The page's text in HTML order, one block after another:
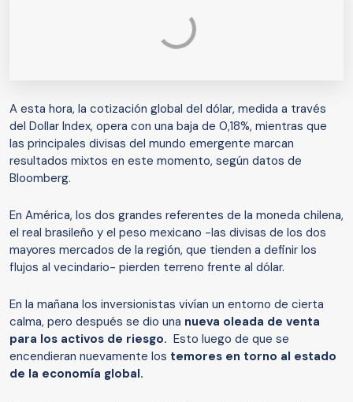
A esta hora, la cotización global del dólar, medida a través
del Dollar Index, opera con una baja de 0,18%, mientras que
las principales divisas del mundo emergente marcan
resultados mixtos en este momento, según datos de
Bloomberg.
En América, los dos grandes referentes de la moneda chilena,
el real brasileño y el peso mexicano -las divisas de los dos
mayores mercados de la región, que tienden a definir los
flujos al vecindario- pierden terreno frente al dólar.
En la mañana los inversionistas vivían un entorno de cierta
calma, pero después se dio una nueva oleada de venta
para los activos de riesgo. Esto luego de que se
encendieran nuevamente los temores en torno al estado
de la economía global.